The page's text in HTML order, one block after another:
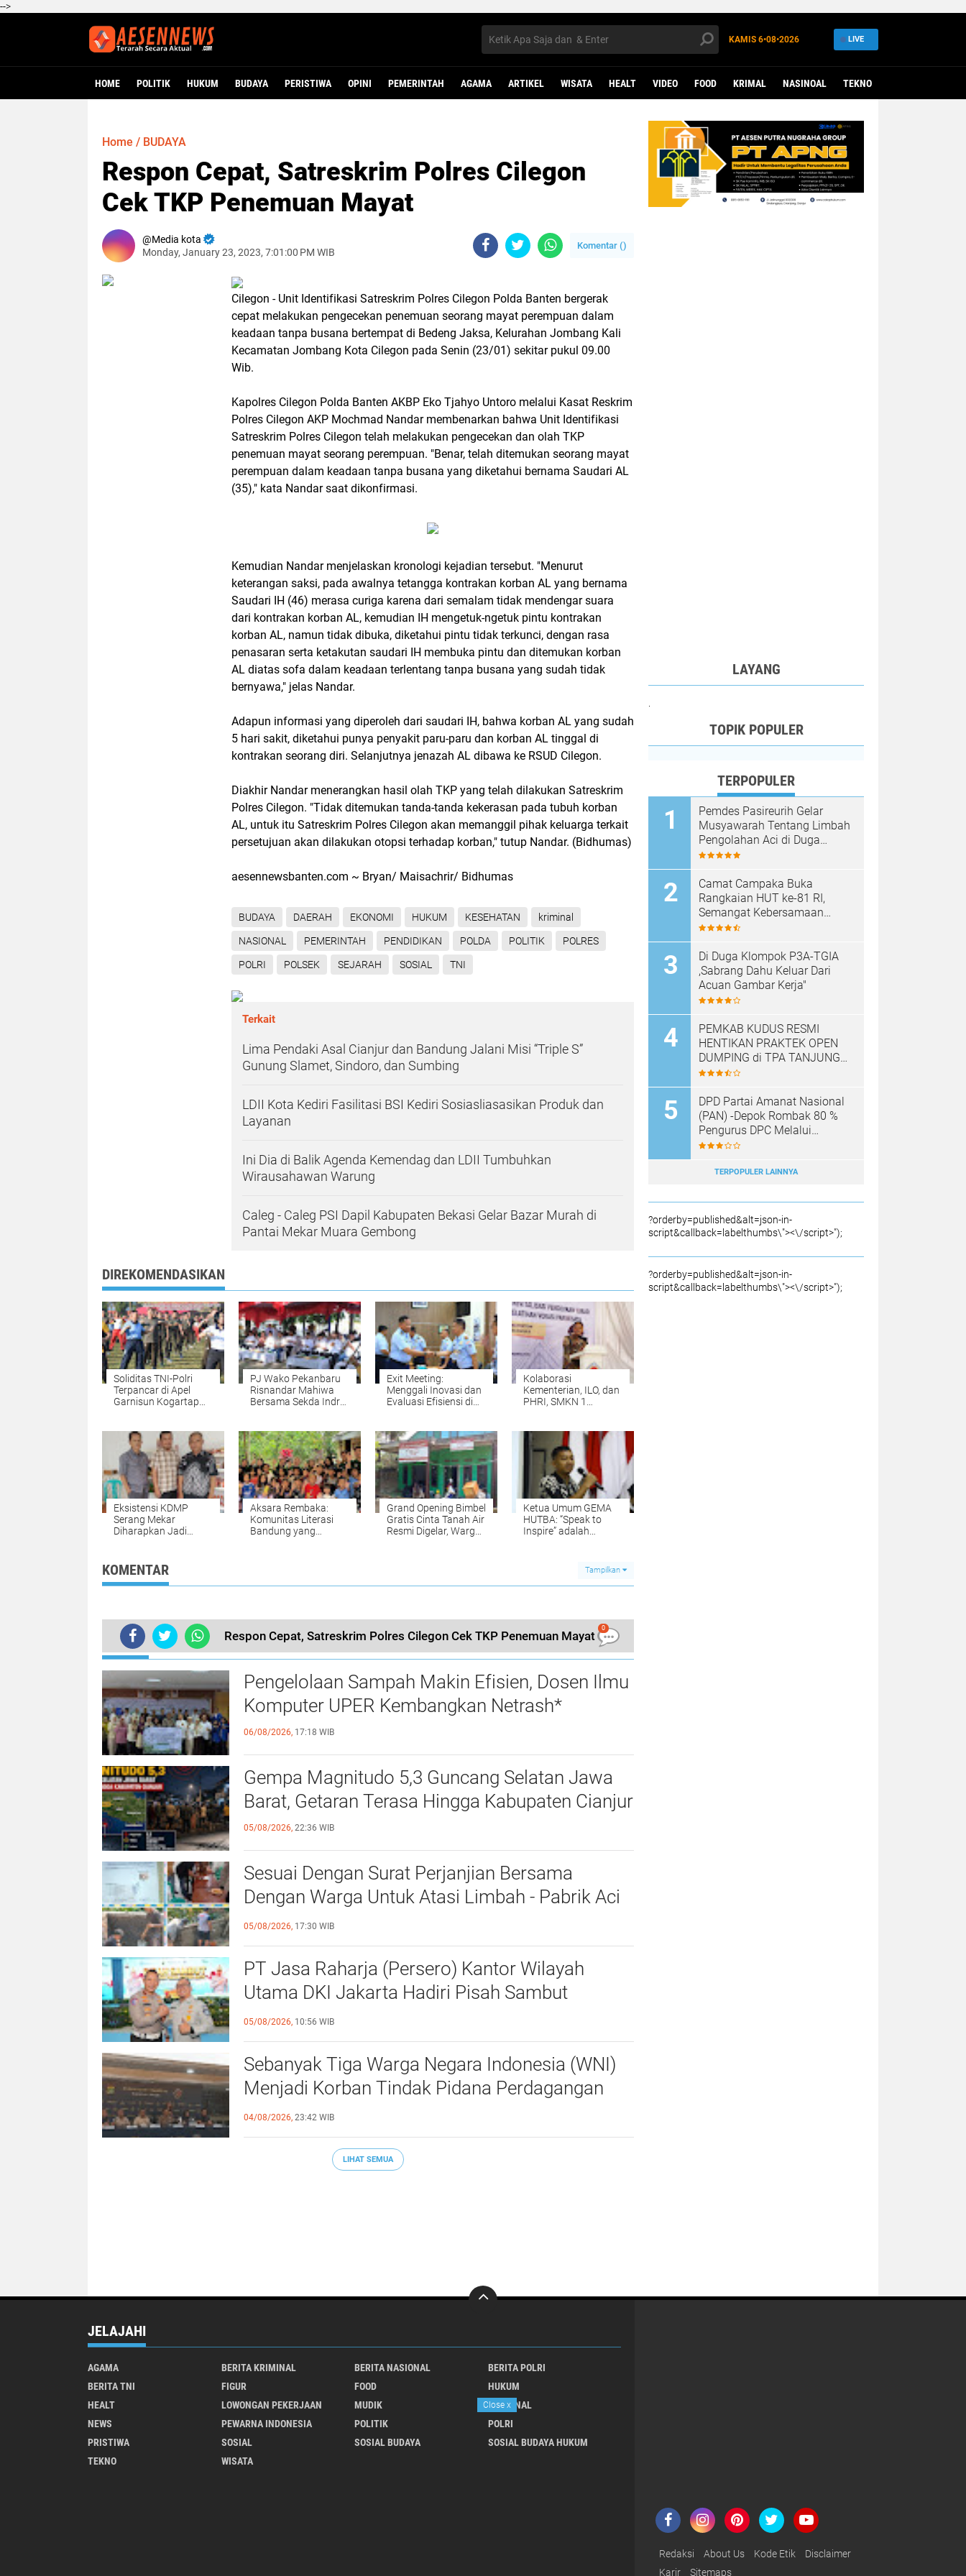
-->
KAMIS 6•08•2026 LIVE
HOME POLITIK HUKUM BUDAYA PERISTIWA OPINI PEMERINTAH AGAMA ARTIKEL WISATA HEALT VIDEO FOOD KRIMAL NASINOAL TEKNO
Home / BUDAYA
Respon Cepat, Satreskrim Polres Cilegon
Cek TKP Penemuan Mayat
Media kota
Monday, January 23, 2023, 7:01:00 PM WIB
Komentar ()
Cilegon - Unit Identifikasi Satreskrim Polres Cilegon Polda Banten bergerak
cepat melakukan pengecekan penemuan seorang mayat perempuan dalam
keadaan tanpa busana bertempat di Bedeng Jaksa, Kelurahan Jombang Kali
Kecamatan Jombang Kota Cilegon pada Senin (23/01) sekitar pukul 09.00
Wib.
Kapolres Cilegon Polda Banten AKBP Eko Tjahyo Untoro melalui Kasat Reskrim
Polres Cilegon AKP Mochmad Nandar membenarkan bahwa Unit Identifikasi
Satreskrim Polres Cilegon telah melakukan pengecekan dan olah TKP
penemuan mayat seorang perempuan. "Benar, telah ditemukan seorang mayat
perempuan dalam keadaan tanpa busana yang diketahui bernama Saudari AL
(35)," kata Nandar saat dikonfirmasi.
Kemudian Nandar menjelaskan kronologi kejadian tersebut. "Menurut
keterangan saksi, pada awalnya tetangga kontrakan korban AL yang bernama
Saudari IH (46) merasa curiga karena dari semalam tidak mendengar suara
dari kontrakan korban AL, kemudian IH mengetuk-ngetuk pintu kontrakan
korban AL, namun tidak dibuka, diketahui pintu tidak terkunci, dengan rasa
penasaran serta ketakutan saudari IH membuka pintu dan ditemukan korban
AL diatas sofa dalam keadaan terlentang tanpa busana yang sudah tidak
bernyawa," jelas Nandar.
Adapun informasi yang diperoleh dari saudari IH, bahwa korban AL yang sudah
5 hari sakit, diketahui punya penyakit paru-paru dan korban AL tinggal di
kontrakan seorang diri. Selanjutnya jenazah AL dibawa ke RSUD Cilegon.
Diakhir Nandar menerangkan hasil olah TKP yang telah dilakukan Satreskrim
Polres Cilegon. "Tidak ditemukan tanda-tanda kekerasan pada tubuh korban
AL, untuk itu Satreskrim Polres Cilegon akan memanggil pihak keluarga terkait
persetujuan akan dilakukan otopsi terhadap korban," tutup Nandar. (Bidhumas)
aesennewsbanten.com ~ Bryan/ Maisachrir/ Bidhumas
BUDAYA DAERAH EKONOMI HUKUM KESEHATAN kriminal
NASIONAL PEMERINTAH PENDIDIKAN POLDA POLITIK POLRES
POLRI POLSEK SEJARAH SOSIAL TNI
Terkait
Lima Pendaki Asal Cianjur dan Bandung Jalani Misi “Triple S”
Gunung Slamet, Sindoro, dan Sumbing
LDII Kota Kediri Fasilitasi BSI Kediri Sosiasliasasikan Produk dan
Layanan
Ini Dia di Balik Agenda Kemendag dan LDII Tumbuhkan
Wirausahawan Warung
Caleg - Caleg PSI Dapil Kabupaten Bekasi Gelar Bazar Murah di
Pantai Mekar Muara Gembong
DIREKOMENDASIKAN
Soliditas TNI-Polri
Terpancar di Apel
Garnisun Kogartap
PJ Wako Pekanbaru
Risnandar Mahiwa
Bersama Sekda Indra
Qurban di MPP
Exit Meeting:
Menggali Inovasi dan
Evaluasi Efisiensi di
Kolaborasi
Kementerian, ILO, dan
PHRI, SMKN 1
Pariwisata
Eksistensi KDMP
Serang Mekar
Diharapkan Jadi
Aksara Rembaka:
Komunitas Literasi
Bandung yang
Grand Opening Bimbel
Gratis Cinta Tanah Air
Resmi Digelar, Warga
Ketua Umum GEMA
HUTBA: “Speak to
Inspire” adalah
Keberanian dan
Inspirasi Mahasiswa
KOMENTAR Tampilkan
Respon Cepat, Satreskrim Polres Cilegon Cek TKP Penemuan Mayat
0
TERKINI
Pengelolaan Sampah Makin Efisien, Dosen Ilmu
Komputer UPER Kembangkan Netrash*
06/08/2026, 17:18 WIB
Gempa Magnitudo 5,3 Guncang Selatan Jawa
Barat, Getaran Terasa Hingga Kabupaten Cianjur
05/08/2026, 22:36 WIB
Sesuai Dengan Surat Perjanjian Bersama
Dengan Warga Untuk Atasi Limbah - Pabrik Aci
Giat Perbaiki Kobak Penampungan Air
05/08/2026, 17:30 WIB
PT Jasa Raharja (Persero) Kantor Wilayah
Utama DKI Jakarta Hadiri Pisah Sambut
Direktur Lalu Lintas Polda Metro Jaya
05/08/2026, 10:56 WIB
Sebanyak Tiga Warga Negara Indonesia (WNI)
Menjadi Korban Tindak Pidana Perdagangan
Orang (TPPO) di Libya Berhasil Dipulangkan Ke -
Indonesia. Mereka
04/08/2026, 23:42 WIB
LIHAT SEMUA
LAYANG
TOPIK POPULER
TERPOPULER
Pemdes Pasireurih Gelar
Musyawarah Tentang Limbah
Pengolahan Aci di Duga
Cemari Sungai Cisata
Sementara
Camat Campaka Buka
Rangkaian HUT ke-81 RI,
Semangat Kebersamaan
Warnai Senam Massal dan
Desa
Di Duga Klompok P3A-TGIA
,Sabrang Dahu Keluar Dari
Acuan Gambar Kerja"
PEMKAB KUDUS RESMI
HENTIKAN PRAKTEK OPEN
DUMPING di TPA TANJUNG
REJO, KEC.JEKULO
SISTEM PENGELOLAAN
SAMPAH BARU
DPD Partai Amanat Nasional
(PAN) -Depok Rombak 80 %
Pengurus DPC Melalui
Muscab "
TERPOPULER LAINNYA
?orderby=published&alt=json-in-
script&callback=labelthumbs\"><\/script>");
?orderby=published&alt=json-in-
script&callback=labelthumbs\"><\/script>");
JELAJAHI
AGAMA BERITA KRIMINAL BERITA NASIONAL
BERITA POLRI
BERITA TNI
FIGUR FOOD
HUKUM
HEALT
LOWONGAN PEKERJAAN MUDIK
NASIONAL
NEWS
PEWARNA INDONESIA POLITIK
POLRI
PRISTIWA
SOSIAL SOSIAL BUDAYA
SOSIAL BUDAYA HUKUM
TEKNO
WISATA
Redaksi About Us Kode Etik
Disclaimer
Karir
Sitemaps
Close x